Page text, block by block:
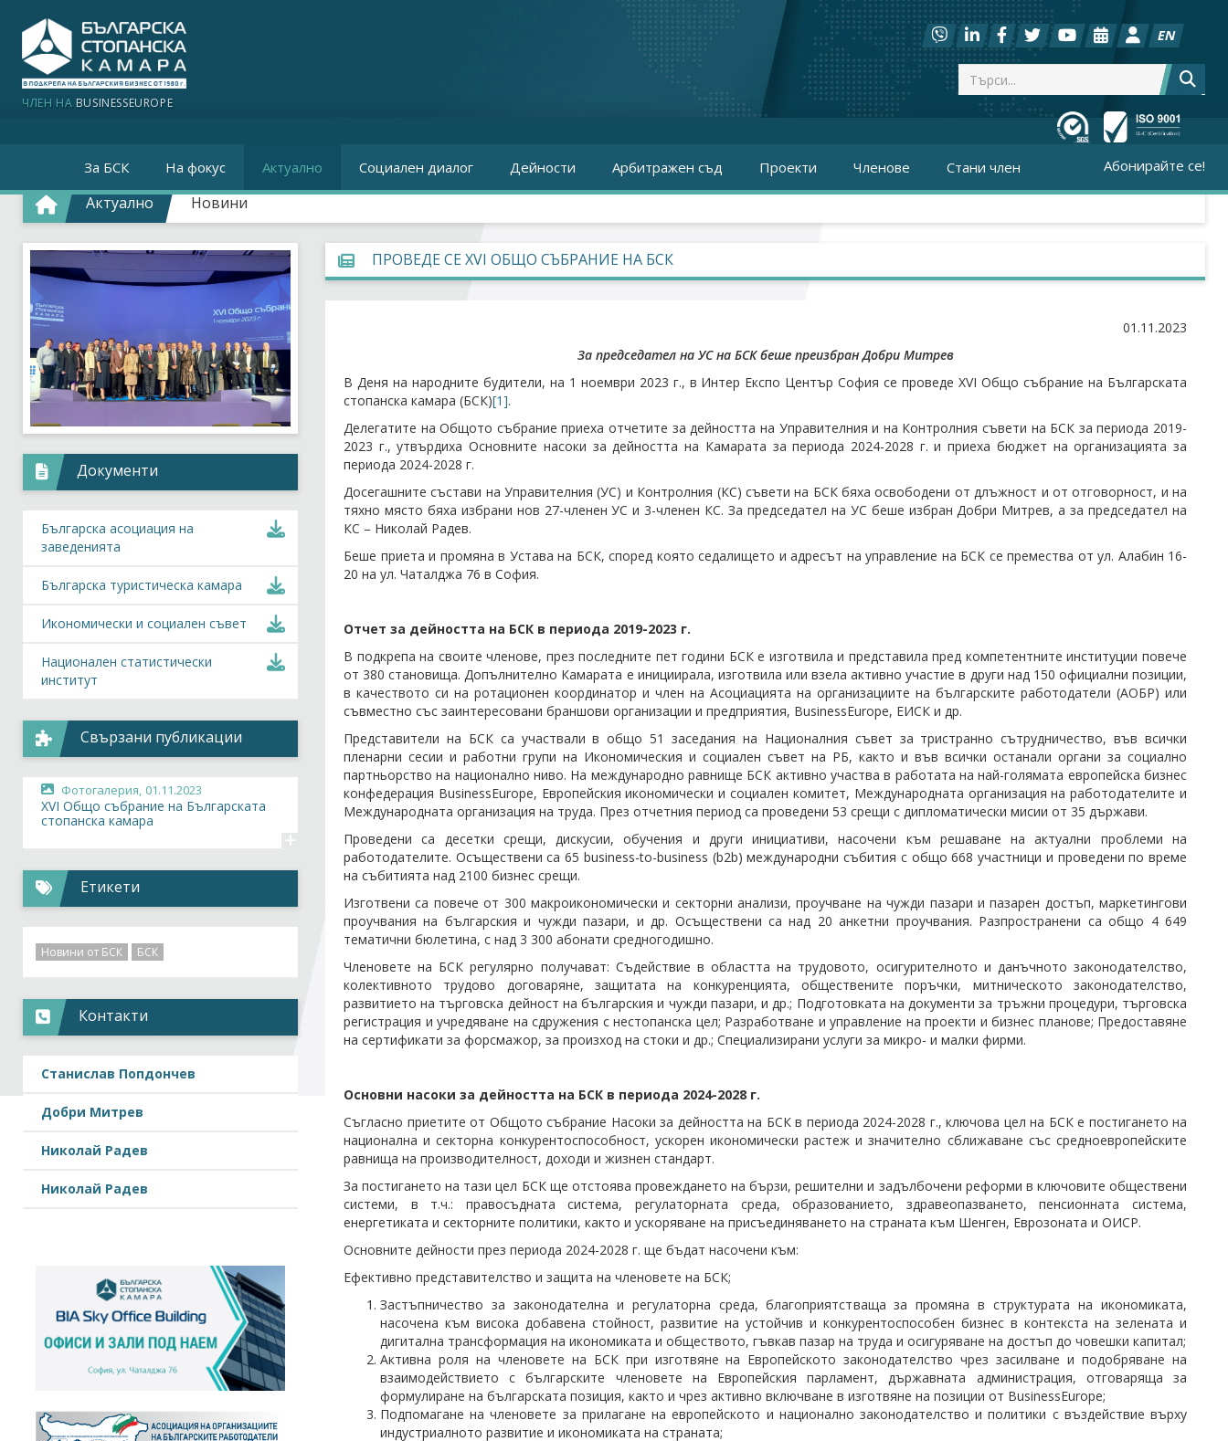
ЧЛЕН НА BUSINESSEUROPE
EN
За БСК На фокус Актуално Социален диалог Дейности Арбитражен съд Проекти Членове Стани член Абонирайте се!
Актуално Новини
ПРОВЕДЕ СЕ XVI ОБЩО СЪБРАНИЕ НА БСК
01.11.2023
За председател на УС на БСК беше преизбран Добри Митрев
В Деня на народните будители, на 1 ноември 2023 г., в Интер Експо Център София се проведе XVI Общо събрание на Българската
стопанска камара (БСК)[1].
Делегатите на Общото събрание приеха отчетите за дейността на Управителния и на Контролния съвети на БСК за периода 2019-
2023 г., утвърдиха Основните насоки за дейността на Камарата за периода 2024-2028 г. и приеха бюджет на организацията за
периода 2024-2028 г.
Досегашните състави на Управителния (УС) и Контролния (КС) съвети на БСК бяха освободени от длъжност и от отговорност, и на
тяхно място бяха избрани нов 27-членен УС и 3-членен КС. За председател на УС беше избран Добри Митрев, а за председател на
КС – Николай Радев.
Беше приета и промяна в Устава на БСК, според която седалището и адресът на управление на БСК се премества от ул. Алабин 16-
20 на ул. Чаталджа 76 в София.
Отчет за дейността на БСК в периода 2019-2023 г.
В подкрепа на своите членове, през последните пет години БСК е изготвила и представила пред компетентните институции повече
от 380 становища. Допълнително Камарата е инициирала, изготвила или взела активно участие в други над 150 официални позиции,
в качеството си на ротационен координатор и член на Асоциацията на организациите на българските работодатели (АОБР) или
съвместно със заинтересовани браншови организации и предприятия, BusinessEurope, ЕИСК и др.
Представители на БСК са участвали в общо 51 заседания на Националния съвет за тристранно сътрудничество, във всички
пленарни сесии и работни групи на Икономическия и социален съвет на РБ, както и във всички останали органи за социално
партньорство на национално ниво. На международно равнище БСК активно участва в работата на най-голямата европейска бизнес
конфедерация BusinessEurope, Европейския икономически и социален комитет, Международната организация на работодателите и
Международната организация на труда. През отчетния период са проведени 53 срещи с дипломатически мисии от 35 държави.
Проведени са десетки срещи, дискусии, обучения и други инициативи, насочени към решаване на актуални проблеми на
работодателите. Осъществени са 65 business-to-business (b2b) международни събития с общо 668 участници и проведени по време
на събитията над 2100 бизнес срещи.
Изготвени са повече от 300 макроикономически и секторни анализи, проучване на чужди пазари и пазарен достъп, маркетингови
проучвания на българския и чужди пазари, и др. Осъществени са над 20 анкетни проучвания. Разпространени са общо 4 649
тематични бюлетина, с над 3 300 абонати средногодишно.
Членовете на БСК регулярно получават: Съдействие в областта на трудовото, осигурителното и данъчното законодателство,
колективното трудово договаряне, защитата на конкуренцията, обществените поръчки, митническото законодателство,
развитието на търговска дейност на българския и чужди пазари, и др.; Подготовката на документи за тръжни процедури, търговска
регистрация и учредяване на сдружения с нестопанска цел; Разработване и управление на проекти и бизнес планове; Предоставяне
на сертификати за форсмажор, за произход на стоки и др.; Специализирани услуги за микро- и малки фирми.
Основни насоки за дейността на БСК в периода 2024-2028 г.
Съгласно приетите от Общото събрание Насоки за дейността на БСК в периода 2024-2028 г., ключова цел на БСК е постигането на
национална и секторна конкурентоспособност, ускорен икономически растеж и значително сближаване със средноевропейските
равнища на производителност, доходи и жизнен стандарт.
За постигането на тази цел БСК ще отстоява провеждането на бързи, решителни и задълбочени реформи в ключовите обществени
системи, в т.ч.: правосъдната система, регулаторната среда, образованието, здравеопазването, пенсионната система,
енергетиката и секторните политики, както и ускоряване на присъединяването на страната към Шенген, Еврозоната и ОИСР.
Основните дейности през периода 2024-2028 г. ще бъдат насочени към:
Ефективно представителство и защита на членовете на БСК;
Застъпничество за законодателна и регулаторна среда, благоприятстваща за промяна в структурата на икономиката,
насочена към висока добавена стойност, развитие на устойчив и конкурентоспособен бизнес в контекста на зелената и
дигитална трансформация на икономиката и обществото, гъвкав пазар на труда и осигуряване на достъп до човешки капитал;
Активна роля на членовете на БСК при изготвяне на Европейското законодателство чрез засилване и подобряване на
взаимодействието с българските членовете на Европейския парламент, държавната администрация, отговаряща за
формулиране на българската позиция, както и чрез активно включване в изготвяне на позиции от BusinessEurope;
Подпомагане на членовете за прилагане на европейското и национално законодателство и политики с въздействие върху
индустриалното развитие и икономиката на страната;
Документи
Българска асоциация на
заведенията
Българска туристическа камара
Икономически и социален съвет
Национален статистически
институт
Свързани публикации
Фотогалерия, 01.11.2023
XVI Общо събрание на Българската
стопанска камара
+
Етикети
Новини от БСК БСК
Контакти
Станислав Попдончев
Добри Митрев
Николай Радев
Николай Радев